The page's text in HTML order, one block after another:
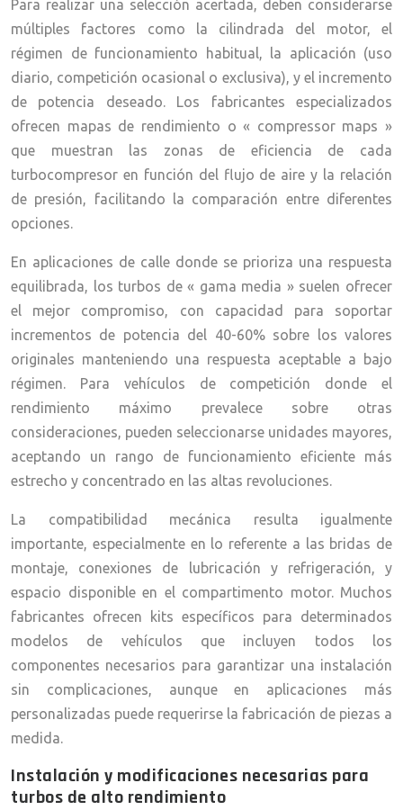
Para realizar una selección acertada, deben considerarse
múltiples factores como la cilindrada del motor, el
régimen de funcionamiento habitual, la aplicación (uso
diario, competición ocasional o exclusiva), y el incremento
de potencia deseado. Los fabricantes especializados
ofrecen mapas de rendimiento o « compressor maps »
que muestran las zonas de eficiencia de cada
turbocompresor en función del flujo de aire y la relación
de presión, facilitando la comparación entre diferentes
opciones.
En aplicaciones de calle donde se prioriza una respuesta
equilibrada, los turbos de « gama media » suelen ofrecer
el mejor compromiso, con capacidad para soportar
incrementos de potencia del 40-60% sobre los valores
originales manteniendo una respuesta aceptable a bajo
régimen. Para vehículos de competición donde el
rendimiento máximo prevalece sobre otras
consideraciones, pueden seleccionarse unidades mayores,
aceptando un rango de funcionamiento eficiente más
estrecho y concentrado en las altas revoluciones.
La compatibilidad mecánica resulta igualmente
importante, especialmente en lo referente a las bridas de
montaje, conexiones de lubricación y refrigeración, y
espacio disponible en el compartimento motor. Muchos
fabricantes ofrecen kits específicos para determinados
modelos de vehículos que incluyen todos los
componentes necesarios para garantizar una instalación
sin complicaciones, aunque en aplicaciones más
personalizadas puede requerirse la fabricación de piezas a
medida.
Instalación y modificaciones necesarias para
turbos de alto rendimiento